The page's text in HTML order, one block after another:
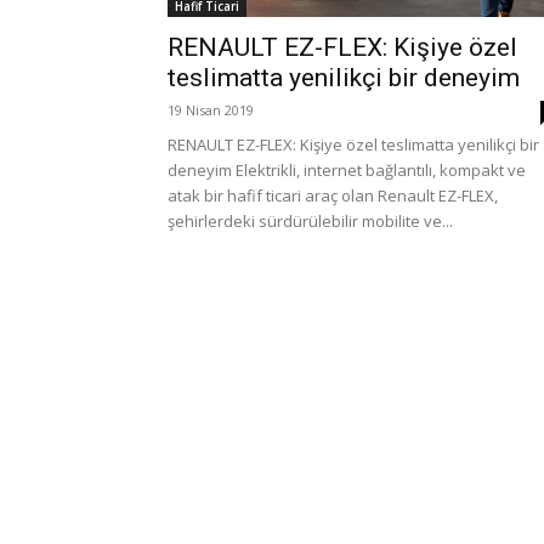
Hafif Ticari
RENAULT EZ-FLEX: Kişiye özel
teslimatta yenilikçi bir deneyim
19 Nisan 2019
RENAULT EZ-FLEX: Kişiye özel teslimatta yenilikçi bir
deneyim Elektrikli, internet bağlantılı, kompakt ve
atak bir hafif ticari araç olan Renault EZ-FLEX,
şehirlerdeki sürdürülebilir mobilite ve...